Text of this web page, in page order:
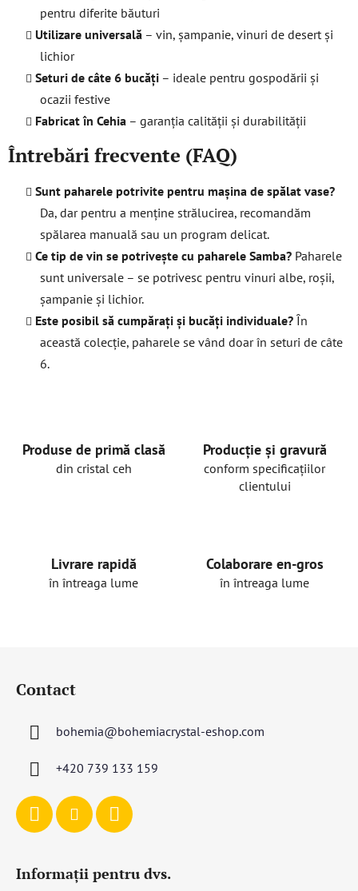
pentru diferite băuturi
Utilizare universală – vin, șampanie, vinuri de desert și
lichior
Seturi de câte 6 bucăți – ideale pentru gospodării și
ocazii festive
Fabricat în Cehia – garanția calității și durabilității
Întrebări frecvente (FAQ)
Sunt paharele potrivite pentru mașina de spălat vase?
Da, dar pentru a menține strălucirea, recomandăm
spălarea manuală sau un program delicat.
Ce tip de vin se potrivește cu paharele Samba? Paharele
sunt universale – se potrivesc pentru vinuri albe, roșii,
șampanie și lichior.
Este posibil să cumpărați și bucăți individuale?În
această colecție, paharele se vând doar în seturi de câte
6.
Produse de primă clasă
din cristal ceh
Producție și gravură
conform specificațiilor
clientului
Livrare rapidă
în întreaga lume
Colaborare en-gros
în întreaga lume
Contact
bohemia@bohemiacrystal-eshop.com
+420 739 133 159
Informații pentru dvs.